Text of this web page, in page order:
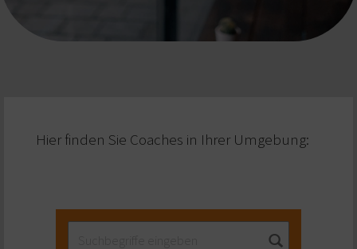
Hier finden Sie Coaches in Ihrer Umgebung: